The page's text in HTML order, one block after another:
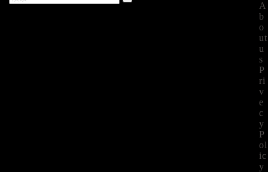
A
b
o
ut
u
s
P
ri
v
e
c
y
P
ol
ic
y